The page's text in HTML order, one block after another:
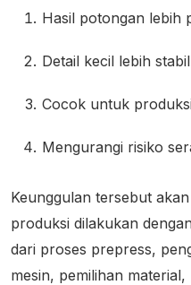
Hasil potongan lebih
Detail kecil lebih
Cocok untuk
Mengurangi risiko
Keunggulan tersebut
produksi dilakukan
dari proses prepress,
mesin, pemilihan